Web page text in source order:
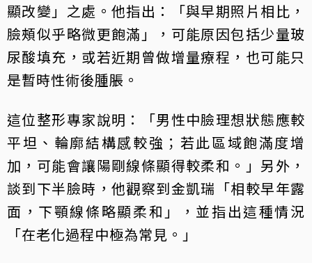
顯改變」之處。他指出：「與早期照片相比，
臉頰似乎略微更飽滿」，可能原因包括少量玻
尿酸填充，或若近期曾做增量療程，也可能只
是暫時性術後腫脹。
這位整形專家說明：「男性中臉理想狀態應較
平坦、輪廓結構感較強；若此區域飽滿度增
加，可能會讓陽剛線條顯得較柔和。」另外，
談到下半臉時，他觀察到金凱瑞「相較早年露
面，下顎線條略顯柔和」，並指出這種情況
「在老化過程中極為常見。」